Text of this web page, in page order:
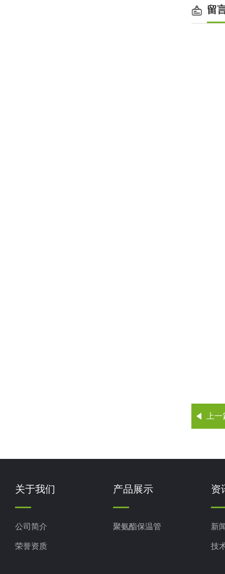
留
上
关于我们
公司简介
荣誉资质
产品展示
聚氨酯保温管
资
新
技